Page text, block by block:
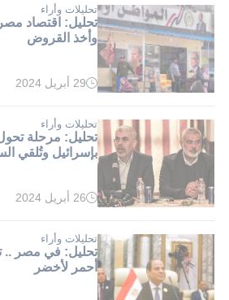
دقيقة.
تحليلات وأراء
وأخذ القروض
وقت
دقيقة.
29 أبريل 2024
تحليلات وأراء
تحليل: مرحلة
بإسرائيل وتُلقي
وقت
دقيقة.
26 أبريل 2024
تحليلات وأراء
أحمر لأخضر